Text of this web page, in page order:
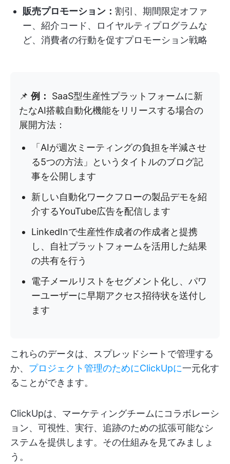
販売プロモーション： 割引、期間限定オファ
ー、紹介コード、ロイヤルティプログラムな
ど、消費者の行動を促すプロモーション戦略
📌 例：
SaaS型生産性プラットフォームに新
たなAI搭載自動化機能をリリースする場合の
展開方法：
「AIが週次ミーティングの負担を半減させ
る5つの方法」というタイトルのブログ記
事を公開します
新しい自動化ワークフローの製品デモを紹
介するYouTube広告を配信します
LinkedInで生産性作成者の作成者と提携
し、自社プラットフォームを活用した結果
の共有を行う
電子メールリストをセグメント化し、パワ
ーユーザーに早期アクセス招待状を送付し
ます
これらのデータは、スプレッドシートで管理する
か、 プロジェクト管理のためにClickUpに一元化す
ることができます。
ClickUpは、マーケティングチームにコラボレーシ
ョン、可視性、実行、追跡のための拡張可能なシ
ステムを提供します。その仕組みを見てみましょ
う。